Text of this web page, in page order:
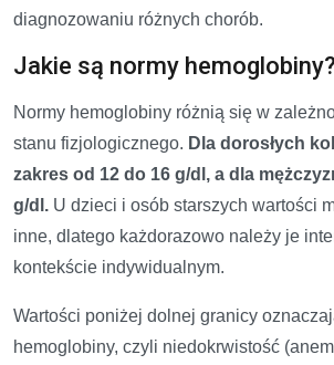
diagnozowaniu różnych chorób.
Jakie są normy hemoglobiny?
Normy hemoglobiny różnią się w
stanu fizjologicznego. Dla dorosłych
zakres od 12 do 16 g/dl, a dla
g/dl. U dzieci i osób starszych wartości
inne, dlatego każdorazowo należy je
kontekście indywidualnym.
Wartości poniżej dolnej granicy
hemoglobiny, czyli niedokrwistość